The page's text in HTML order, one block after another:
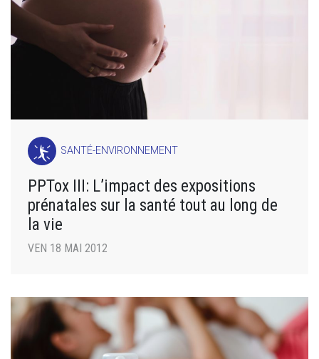
SANTÉ-ENVIRONNEMENT
PPTox III: L’impact des expositions
prénatales sur la santé tout au long de
la vie
VEN 18 MAI 2012